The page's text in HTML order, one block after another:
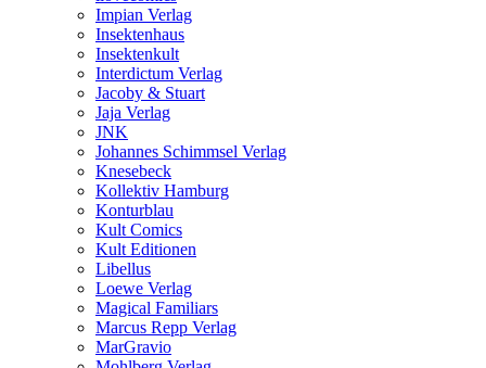
Impian Verlag
Insektenhaus
Insektenkult
Interdictum Verlag
Jacoby & Stuart
Jaja Verlag
JNK
Johannes Schimmsel Verlag
Knesebeck
Kollektiv Hamburg
Konturblau
Kult Comics
Kult Editionen
Libellus
Loewe Verlag
Magical Familiars
Marcus Repp Verlag
MarGravio